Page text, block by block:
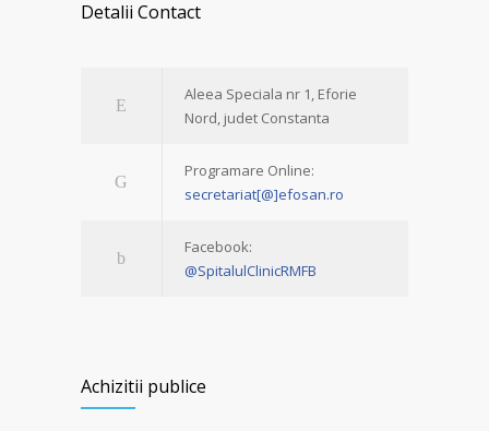
Detalii Contact
Aleea Speciala nr 1, Eforie
Nord, judet Constanta
Programare Online:
secretariat[@]efosan.ro
Facebook:
@SpitalulClinicRMFB
Achizitii publice